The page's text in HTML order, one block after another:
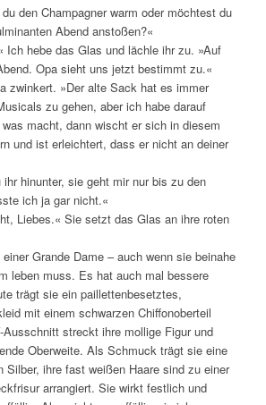
den Champagner warm oder möchtest du
Abend anstoßen?«
Ich hebe das Glas und lächle ihr zu. »Auf
Opa sieht uns jetzt bestimmt zu.«
zwinkert. »Der alte Sack hat es immer
zu gehen, aber ich habe darauf
macht, dann wischt er sich in diesem
und ist erleichtert, dass er nicht an deiner
hinunter, sie geht mir nur bis zu den
ich ja gar nicht.«
Liebes.« Sie setzt das Glas an ihre roten
Grande Dame – auch wenn sie beinahe
leben muss. Es hat auch mal bessere
trägt sie ein paillettenbesetztes,
mit einem schwarzen Chiffonoberteil
Ausschnitt streckt ihre mollige Figur und
Oberweite. Als Schmuck trägt sie eine
Silber, ihre fast weißen Haare sind zu einer
arrangiert. Sie wirkt festlich und